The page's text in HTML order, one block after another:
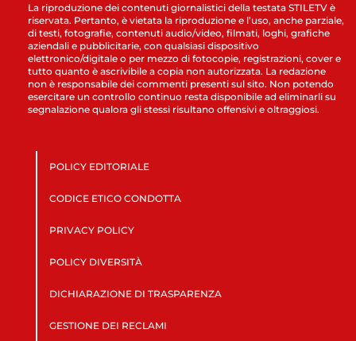
La riproduzione dei contenuti giornalistici della testata STILETV è
riservata. Pertanto, è vietata la riproduzione e l’uso, anche parziale,
di testi, fotografie, contenuti audio/video, filmati, loghi, grafiche
aziendali e pubblicitarie, con qualsiasi dispositivo
elettronico/digitale o per mezzo di fotocopie, registrazioni, cover e
tutto quanto è ascrivibile a copia non autorizzata. La redazione
non è responsabile dei commenti presenti sul sito. Non potendo
esercitare un controllo continuo resta disponibile ad eliminarli su
segnalazione qualora gli stessi risultano offensivi e oltraggiosi.
POLICY EDITORIALE
CODICE ETICO CONDOTTA
PRIVACY POLICY
POLICY DIVERSITÀ
DICHIARAZIONE DI TRASPARENZA
GESTIONE DEI RECLAMI